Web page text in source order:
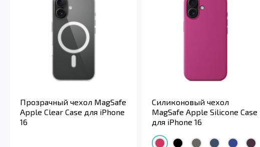
Прозрачный чехол MagSafe
Apple Clear Case для iPhone
16
Силиконовый чехол
MagSafe Apple Silicone Case
для iPhone 16